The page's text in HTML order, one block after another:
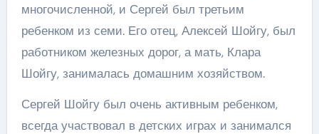
многочисленной, и Сергей был третьим
ребенком из семи. Его отец, Алексей Шойгу, был
работником железных дорог, а мать, Клара
Шойгу, занималась домашним хозяйством.
Сергей Шойгу был очень активным ребенком,
всегда участвовал в детских играх и занимался